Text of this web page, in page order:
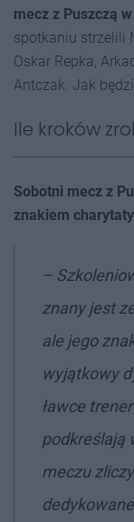
mecz z Puszczą
spotkaniu strzelili
Oskar Repka,
Antczak. Jak
Ile kroków
Sobotni mecz z
znakiem
–
znany jest
ale jego
wyjątkowy
ławce
podkreślają
meczu